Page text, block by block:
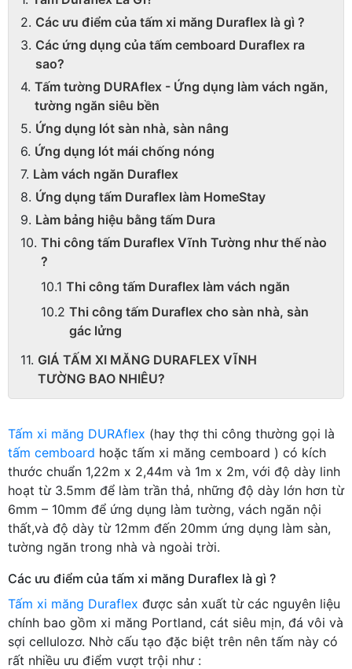
Các ưu điểm của tấm xi măng Duraflex là gì ?
Các ứng dụng của tấm cemboard Duraflex ra
sao?
Tấm tường DURAflex - Ứng dụng làm vách ngăn,
tường ngăn siêu bền
Ứng dụng lót sàn nhà, sàn nâng
Ứng dụng lót mái chống nóng
Làm vách ngăn Duraflex
Ứng dụng tấm Duraflex làm HomeStay
Làm bảng hiệu bằng tấm Dura
Thi công tấm Duraflex Vĩnh Tường như thế nào
?
Thi công tấm Duraflex làm vách ngăn
Thi công tấm Duraflex cho sàn nhà, sàn
gác lửng
GIÁ TẤM XI MĂNG DURAFLEX VĨNH
TƯỜNG BAO NHIÊU?
Tấm xi măng DURAflex (hay thợ thi công thường gọi là
tấm cemboard hoặc tấm xi măng cemboard ) có kích
thước chuẩn 1,22m x 2,44m và 1m x 2m, với độ dày linh
hoạt từ 3.5mm để làm trần thả, những độ dày lớn hơn từ
6mm – 10mm để ứng dụng làm tường, vách ngăn nội
thất,và độ dày từ 12mm đến 20mm ứng dụng làm sàn,
tường ngăn trong nhà và ngoài trời.
Các ưu điểm của tấm xi măng Duraflex là gì ?
Tấm xi măng Duraflex được sản xuất từ các nguyên liệu
chính bao gồm xi măng Portland, cát siêu mịn, đá vôi và
sợi cellulozơ. Nhờ cấu tạo đặc biệt trên nên tấm này có
rất nhiều ưu điểm vượt trội như :